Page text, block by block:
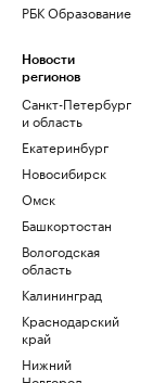
РБК Образование
Новости
регионов
Санкт-Петербург
и область
Екатеринбург
Новосибирск
Омск
Башкортостан
Вологодская
область
Калининград
Краснодарский
край
Нижний